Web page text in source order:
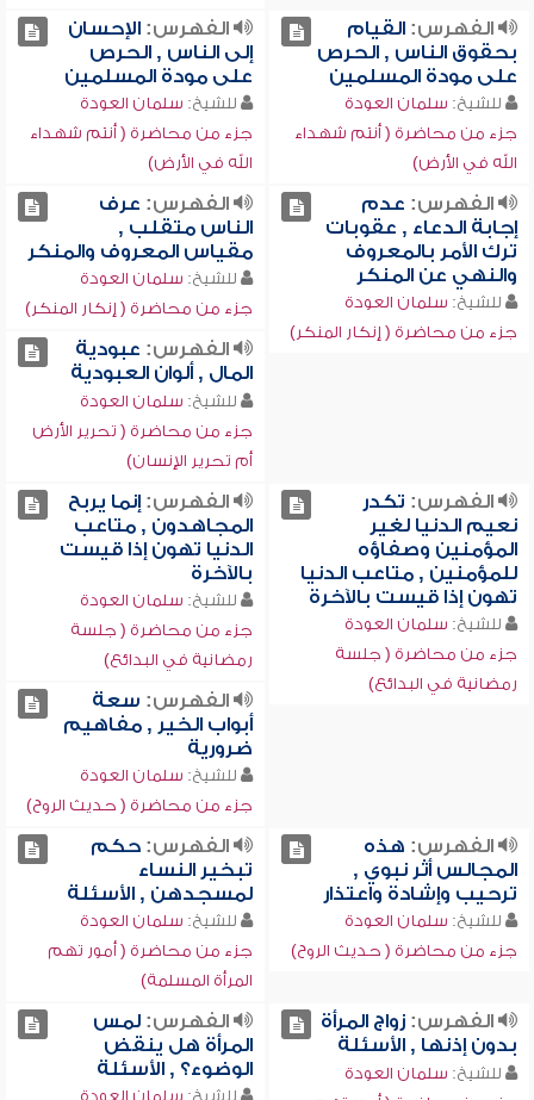
الفهرس:القيام
بحقوق الناس , الحرص
على مودة المسلمين
للشيخ: سلمان العودة
جزء من محاضرة ( أنتم شهداء
الله في الأرض)
الفهرس:الإحسان
إلى الناس , الحرص
على مودة المسلمين
للشيخ: سلمان العودة
جزء من محاضرة ( أنتم شهداء
الله في الأرض)
الفهرس: عدم
إجابة الدعاء , عقوبات
ترك الأمر بالمعروف
والنهي عن المنكر
للشيخ: سلمان العودة
جزء من محاضرة ( إنكار المنكر)
الفهرس: عرف
الناس متقلب ,
مقياس المعروف والمنكر
للشيخ: سلمان العودة
جزء من محاضرة ( إنكار المنكر)
الفهرس: عبودية
المال , ألوان العبودية
للشيخ: سلمان العودة
جزء من محاضرة ( تحرير الأرض
أم تحرير الإنسان)
الفهرس: تكدر
نعيم الدنيا لغير
المؤمنين وصفاؤه
للمؤمنين , متاعب الدنيا
تهون إذا قيست بالآخرة
للشيخ: سلمان العودة
جزء من محاضرة ( جلسة
رمضانية في البدائع)
الفهرس:إنما يربح
المجاهدون , متاعب
الدنيا تهون إذا قيست
بالآخرة
للشيخ: سلمان العودة
جزء من محاضرة ( جلسة
رمضانية في البدائع)
الفهرس: سعة
أبواب الخير , مفاهيم
ضرورية
للشيخ: سلمان العودة
جزء من محاضرة ( حديث الروح)
الفهرس: هذه
المجالس أثر نبوي ,
ترحيب وإشادة واعتذار
للشيخ: سلمان العودة
جزء من محاضرة ( حديث الروح)
الفهرس:حكم
تبخير النساء
لمسجدهن , الأسئلة
للشيخ: سلمان العودة
جزء من محاضرة ( أمور تهم
المرأة المسلمة)
الفهرس:زواج المرأة
بدون إذنها , الأسئلة
للشيخ: سلمان العودة
الفهرس:لمس
المرأة هل ينقض
الوضوء؟ , الأسئلة
للشيخ: سلمان العودة